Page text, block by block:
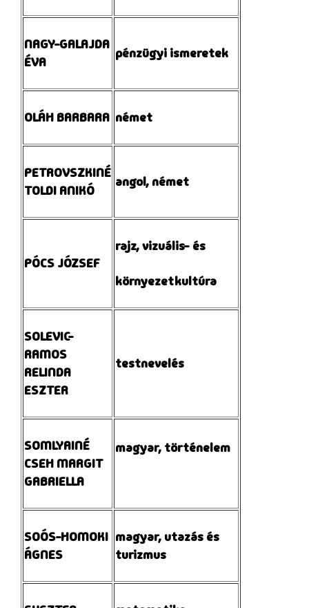
NAGY-GALAJDA
ÉVA
pénzügyi ismeretek
OLÁH BARBARA német
PETROVSZKINÉ
TOLDI ANIKÓ
angol, német
PÓCS JÓZSEF
rajz, vizuális- és
környezetkultúra
SOLEVIC-
RAMOS
RELINDA
ESZTER
testnevelés
SOMLYAINÉ
CSEH MARGIT
GABRIELLA
magyar, történelem
SOÓS-HOMOKI
ÁGNES
magyar, utazás és
turizmus